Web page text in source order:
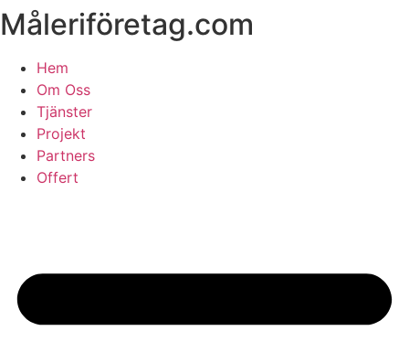
Skip
to
content
Måleriföretag.com
Hem
Om Oss
Tjänster
Projekt
Partners
Offert